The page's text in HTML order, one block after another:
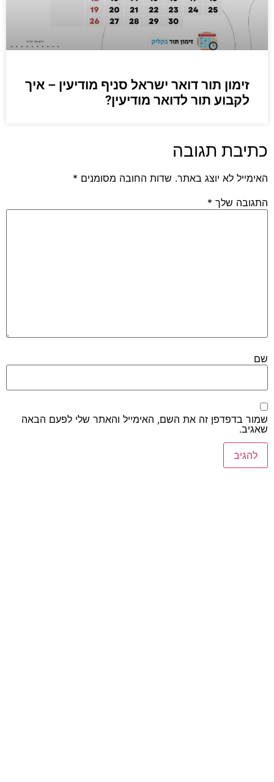
זימון תור דואר ישראל סניף מודיעין – איך
לקבוע תור לדואר מודיעין?
כתיבת תגובה
האימייל לא יוצג באתר. שדות החובה מסומנים *
התגובה שלך *
שם
שמור בדפדפן זה את השם, האימייל והאתר שלי לפעם הבאה
שאגיב.